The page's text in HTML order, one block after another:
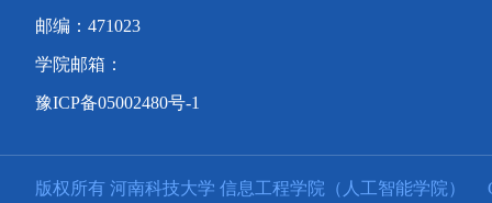
邮编：471023
学院邮箱：
豫ICP备05002480号-1
版权所有 河南科技大学 信息工程学院（人工智能学院）